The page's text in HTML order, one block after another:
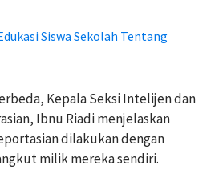
Siswa Sekolah Tentang
Kepala Seksi Intelijen dan
Ibnu Riadi menjelaskan
dilakukan dengan
milik mereka sendiri.